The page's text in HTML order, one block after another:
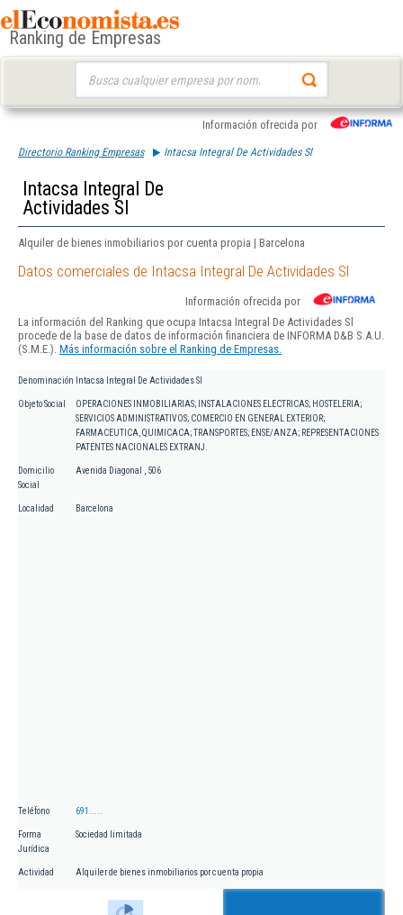
Ranking de Empresas
Información ofrecida por
Directorio Ranking Empresas Intacsa Integral De Actividades Sl
Intacsa Integral De
Actividades Sl
Alquiler de bienes inmobiliarios por cuenta propia | Barcelona
Datos comerciales de Intacsa Integral De Actividades Sl
Información ofrecida por
La información del Ranking que ocupa Intacsa Integral De Actividades Sl
procede de la base de datos de información financiera de INFORMA D&B S.A.U.
(S.M.E.). Más información sobre el Ranking de Empresas.
Denominación Intacsa Integral De Actividades Sl
Objeto Social
OPERACIONES INMOBILIARIAS; INSTALACIONES ELECTRICAS; HOSTELERIA;
SERVICIOS ADMINISTRATIVOS; COMERCIO EN GENERAL EXTERIOR;
FARMACEUTICA, QUIMICACA; TRANSPORTES; ENSE/ANZA; REPRESENTACIONES
PATENTES NACIONALES EXTRANJ.
Domicilio
Social
Avenida Diagonal , 506
Localidad Barcelona
Teléfono 691.....
Forma
Jurídica
Sociedad limitada
Actividad Alquiler de bienes inmobiliarios por cuenta propia